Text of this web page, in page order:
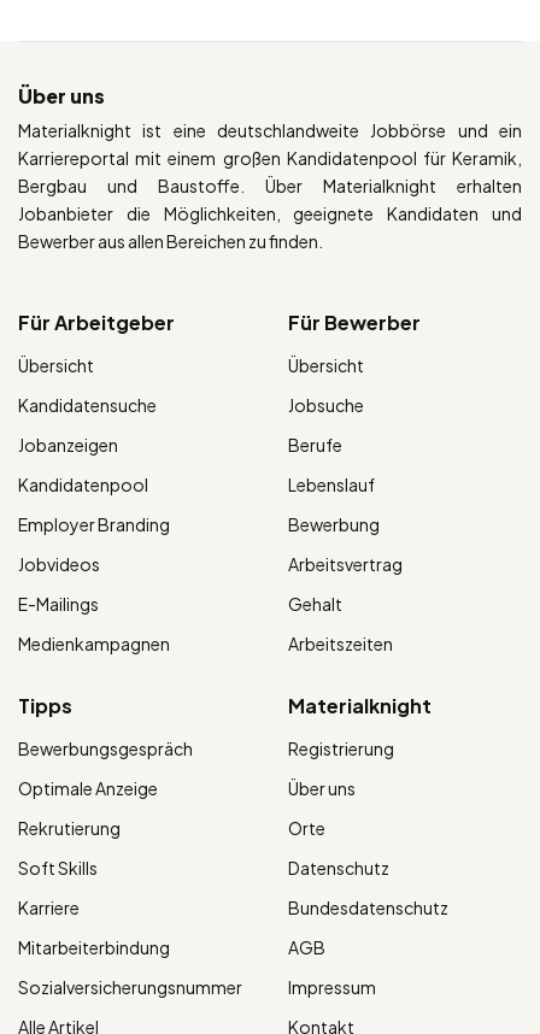
Über uns
Materialknight ist eine deutschlandweite Jobbörse und ein
Karriereportal mit einem großen Kandidatenpool für Keramik,
Bergbau und Baustoffe. Über Materialknight erhalten
Jobanbieter die Möglichkeiten, geeignete Kandidaten und
Bewerber aus allen Bereichen zu finden.
Für Arbeitgeber
Übersicht
Kandidatensuche
Jobanzeigen
Kandidatenpool
Employer Branding
Jobvideos
E-Mailings
Medienkampagnen
Für Bewerber
Übersicht
Jobsuche
Berufe
Lebenslauf
Bewerbung
Arbeitsvertrag
Gehalt
Arbeitszeiten
Tipps
Bewerbungsgespräch
Optimale Anzeige
Rekrutierung
Soft Skills
Karriere
Mitarbeiterbindung
Sozialversicherungsnummer
Alle Artikel
Materialknight
Registrierung
Über uns
Orte
Datenschutz
Bundesdatenschutz
AGB
Impressum
Kontakt